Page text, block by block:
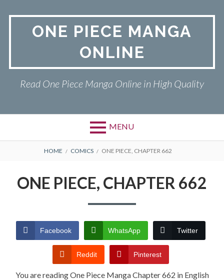
ONE PIECE MANGA
ONLINE
Read One Piece Manga Online in High Quality
MENU
Primary
ONE PIECE
TERMS AND
CONDITIONS
BREADCRUMBS
HOME COMICS ONE PIECE, CHAPTER 662
ONE PIECE, CHAPTER 662
Facebook WhatsApp Twitter
Reddit Pinterest
You are reading One Piece Manga Chapter 662 in English